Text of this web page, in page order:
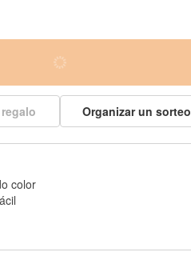
Organizar un sorteo
color